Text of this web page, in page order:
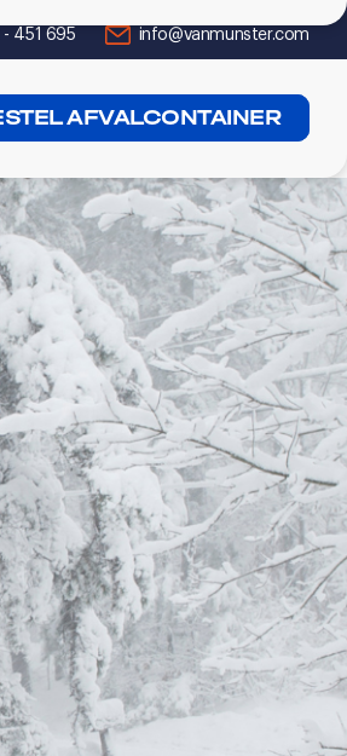
451 695 info@vanmunster.com
AFVALCONTAINER